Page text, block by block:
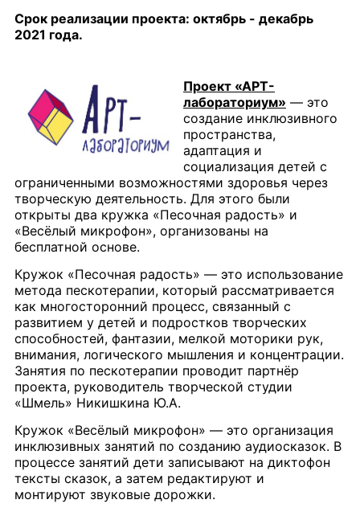
Срок реализации проекта: октябрь - декабрь
2021 года.
Проект «АРТ-
лабораториум» — это
создание инклюзивного
пространства,
адаптация и
социализация детей с
ограниченными возможностями здоровья через
творческую деятельность. Для этого были
открыты два кружка «Песочная радость» и
«Весёлый микрофон», организованы на
бесплатной основе.
Кружок «Песочная радость» — это использование
метода пескотерапии, который рассматривается
как многосторонний процесс, связанный с
развитием у детей и подростков творческих
способностей, фантазии, мелкой моторики рук,
внимания, логического мышления и концентрации.
Занятия по пескотерапии проводит партнёр
проекта, руководитель творческой студии
«Шмель» Никишкина Ю.А.
Кружок «Весёлый микрофон» — это организация
инклюзивных занятий по созданию аудиосказок. В
процессе занятий дети записывают на диктофон
тексты сказок, а затем редактируют и
монтируют звуковые дорожки.